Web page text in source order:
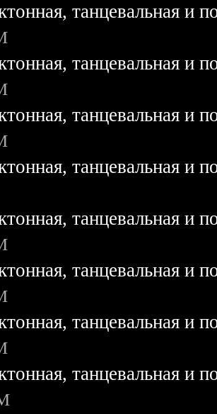
танцевальная и
танцевальная и
танцевальная и
танцевальная и
танцевальная и
танцевальная и
танцевальная и
танцевальная и